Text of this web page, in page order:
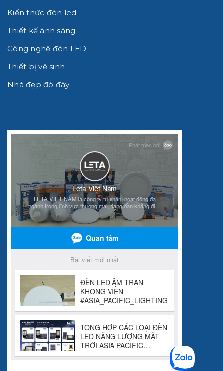
Kiến thức đèn led
Thiết kế ánh sáng
Công nghệ đèn LED
Thiết bị vệ sinh
Nhà đẹp đó đây